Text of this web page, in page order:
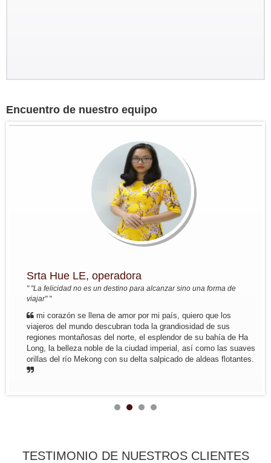
Encuentro de nuestro equipo
Srta Hue LE, operadora
" "La felicidad no es un destino para alcanzar sino una forma de
viajar" "
mi corazón se llena de amor por mi país, quiero que los
viajeros del mundo descubran toda la grandiosidad de sus
regiones montañosas del norte, el esplendor de su bahía de Ha
Long, la belleza noble de la ciudad imperial, así como las suaves
orillas del río Mekong con su delta salpicado de aldeas flotantes.
TESTIMONIO DE NUESTROS CLIENTES
Sra Sibylle SMETS
Circuito a medida para descubrir el
sur de Vietnam y el Camboya del 4
Bruselas - Saigon - Tay Ninh -
Tuneles Cu Chi - MyTho -...
Grupo:Sra Christine PELLERIN y
sus amigos...
Viaje de Norte a Sur del 7 nov al 22
nov
Resumen : Hanoi - Bahia de Halong
- HoaLu- Pueblo de MaiHich - Tren
nocturno Hue - HoiAn - Saigon - Vinh
Long -...
Del 4oct - al 19 oct 2016: Viaje fuera
de lo commul en el norte de Vietnam
ThacBa - Thong Nguyen - Pueblo
Nam Dam - Meo...
Grupo: Familia MIKOLAJCZAK (07
personas de...
Trayecto en resumen: Saigon -
MyTho - VinhLong ( en casa de
Grupo: Familia de JADOUL (05
Kho Muong - Tam Coc - Vinh -